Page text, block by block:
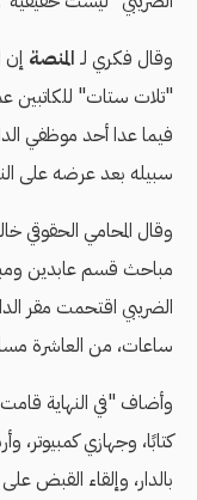
وقال فكري لـ المنصة إن
"تلات ستات" للكاتبين
فيما عدا أحد موظفي
سبيله بعد عرضه على
وقال المحامي الحقوقي
مباحث قسم عابدين
الضريبي اقتحمت مقر
ساعات، من العاشرة
كتابًا، وجهازي كمبيوتر،
بالدار، وإلقاء القبض